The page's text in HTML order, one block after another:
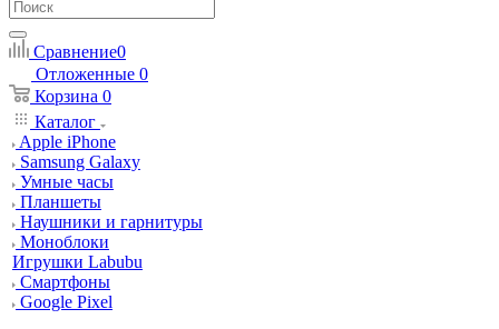
Сравнение0
Отложенные 0
Корзина 0
Каталог
Apple iPhone
Samsung Galaxy
Умные часы
Планшеты
Наушники и гарнитуры
Моноблоки
Игрушки Labubu
Смартфоны
Google Pixel